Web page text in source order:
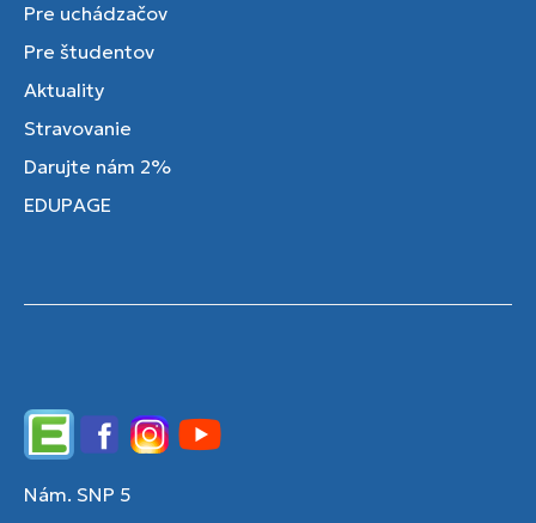
Pre uchádzačov
Pre študentov
Aktuality
Stravovanie
Darujte nám 2%
EDUPAGE
EdupageFacebookInstagram
YouTube
Nám. SNP 5